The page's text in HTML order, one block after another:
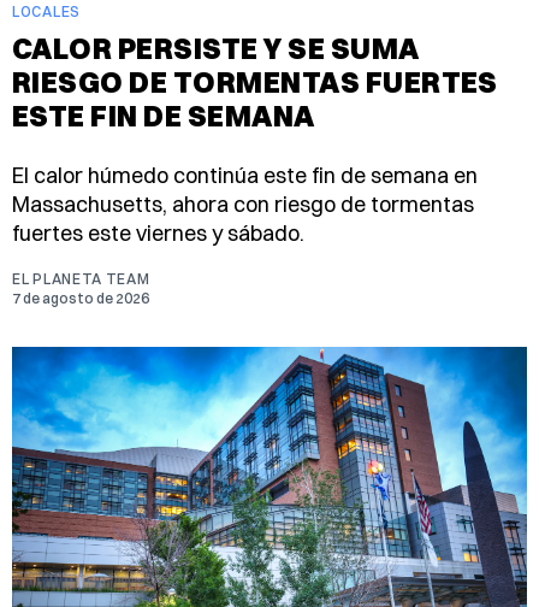
LOCALES
CALOR PERSISTE Y SE SUMA
RIESGO DE TORMENTAS FUERTES
ESTE FIN DE SEMANA
El calor húmedo continúa este fin de semana en
Massachusetts, ahora con riesgo de tormentas
fuertes este viernes y sábado.
EL PLANETA TEAM
7 de agosto de 2026